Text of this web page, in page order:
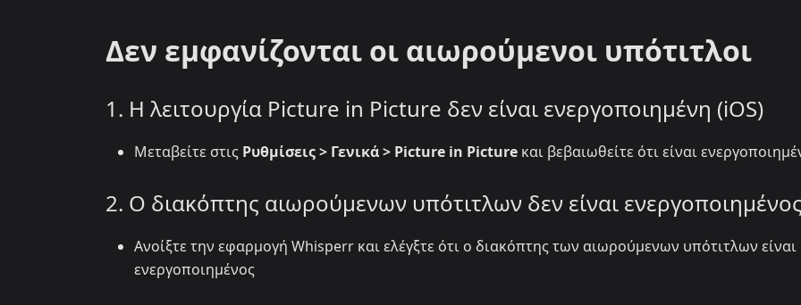
Δεν εμφανίζονται οι αιωρούμενοι υπότιτλοι
1. Η λειτουργία Picture in Picture δεν είναι ενεργοποιημένη (iOS)
Μεταβείτε στις Ρυθμίσεις > Γενικά > Picture in Picture και βεβαιωθείτε ότι είναι
2. Ο διακόπτης αιωρούμενων υπότιτλων δεν είναι ενεργοποιημένος
Ανοίξτε την εφαρμογή Whisperr και ελέγξτε ότι ο διακόπτης των αιωρούμενων υπότιτλων είναι
ενεργοποιημένος